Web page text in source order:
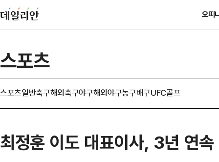
오피
스포츠
스포츠일반축구해외축구야구해외야구농구배구UFC골프
최정훈 이도 대표이사, 3년 연